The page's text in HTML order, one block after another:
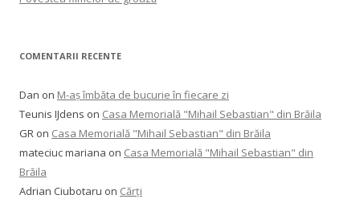
COMENTARII RECENTE
Dan on M-aș îmbăta de bucurie în fiecare zi
Teunis IJdens on Casa Memorială "Mihail Sebastian" din Brăila
GR on Casa Memorială "Mihail Sebastian" din Brăila
mateciuc mariana on Casa Memorială "Mihail Sebastian" din
Brăila
Adrian Ciubotaru on Cărți